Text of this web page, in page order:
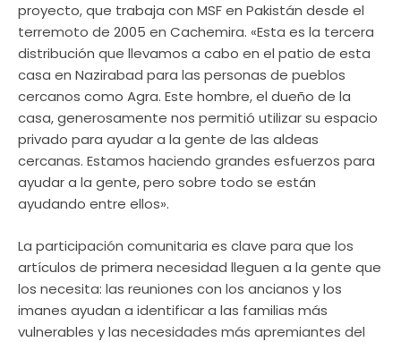
proyecto, que trabaja con MSF en Pakistán desde el
terremoto de 2005 en Cachemira. «Esta es la tercera
distribución que llevamos a cabo en el patio de esta
casa en Nazirabad para las personas de pueblos
cercanos como Agra. Este hombre, el dueño de la
casa, generosamente nos permitió utilizar su espacio
privado para ayudar a la gente de las aldeas
cercanas. Estamos haciendo grandes esfuerzos para
ayudar a la gente, pero sobre todo se están
ayudando entre ellos».
La participación comunitaria es clave para que los
artículos de primera necesidad lleguen a la gente que
los necesita: las reuniones con los ancianos y los
imanes ayudan a identificar a las familias más
vulnerables y las necesidades más apremiantes del